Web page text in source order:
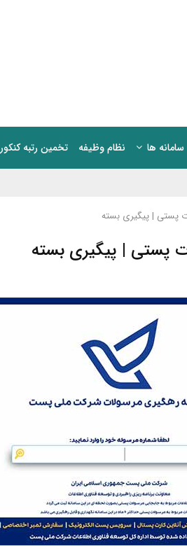
سامانه ها نظام وظیفه تخمین رتبه کنکور
پستی | پیگیری بسته
پستی | پیگیری بسته